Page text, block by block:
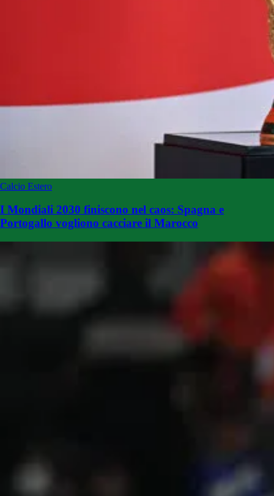
Calcio Estero
I Mondiali 2030 finiscono nel caos: Spagna e
Portogallo vogliono cacciare il Marocco